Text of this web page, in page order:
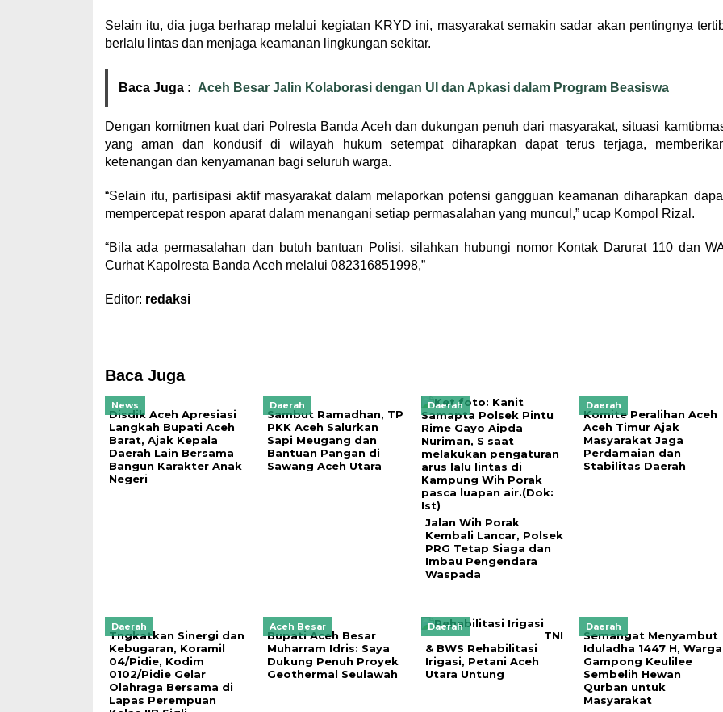
Selain itu, dia juga berharap melalui kegiatan KRYD ini, masyarakat semakin sadar akan pentingnya
berlalu lintas dan menjaga keamanan lingkungan sekitar.
Baca Juga : Aceh Besar Jalin Kolaborasi dengan UI dan Apkasi dalam Program Beasiswa
Dengan komitmen kuat dari Polresta Banda Aceh dan dukungan penuh dari masyarakat, situasi
yang aman dan kondusif di wilayah hukum setempat diharapkan dapat terus terjaga,
ketenangan dan kenyamanan bagi seluruh warga.
“Selain itu, partisipasi aktif masyarakat dalam melaporkan potensi gangguan keamanan diharapkan
mempercepat respon aparat dalam menangani setiap permasalahan yang muncul,” ucap Kompol Rizal.
“Bila ada permasalahan dan butuh bantuan Polisi, silahkan hubungi nomor Kontak Darurat 110 dan
Curhat Kapolresta Banda Aceh melalui 082316851998,”
Editor: redaksi
Baca Juga
News
Disdik Aceh Apresiasi
Langkah Bupati Aceh
Barat, Ajak Kepala
Daerah Lain Bersama
Bangun Karakter Anak
Negeri
Daerah
Sambut Ramadhan, TP
PKK Aceh Salurkan
Sapi Meugang dan
Bantuan Pangan di
Sawang Aceh Utara
Daerah
Jalan Wih Porak
Kembali Lancar, Polsek
PRG Tetap Siaga dan
Imbau Pengendara
Waspada
Daerah
Komite Peralihan Aceh
Aceh Timur Ajak
Masyarakat Jaga
Perdamaian dan
Stabilitas Daerah
Daerah
Tngkatkan Sinergi dan
Kebugaran, Koramil
04/Pidie, Kodim
0102/Pidie Gelar
Olahraga Bersama di
Lapas Perempuan
Aceh Besar
Bupati Aceh Besar
Muharram Idris: Saya
Dukung Penuh Proyek
Geothermal Seulawah
Daerah
TNI
& BWS Rehabilitasi
Irigasi, Petani Aceh
Utara Untung
Daerah
Semangat Menyambut
Iduladha 1447 H, Warga
Gampong Keulilee
Sembelih Hewan
Qurban untuk
Masyarakat